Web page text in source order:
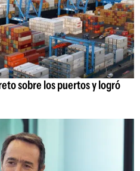
sobre los puertos y logró